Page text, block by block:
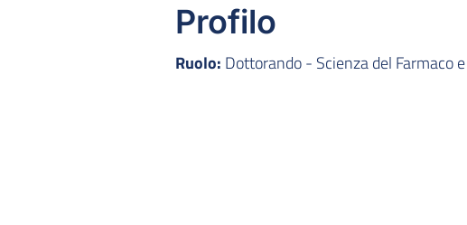
Profilo
Ruolo: Dottorando - Scienza del Farmaco